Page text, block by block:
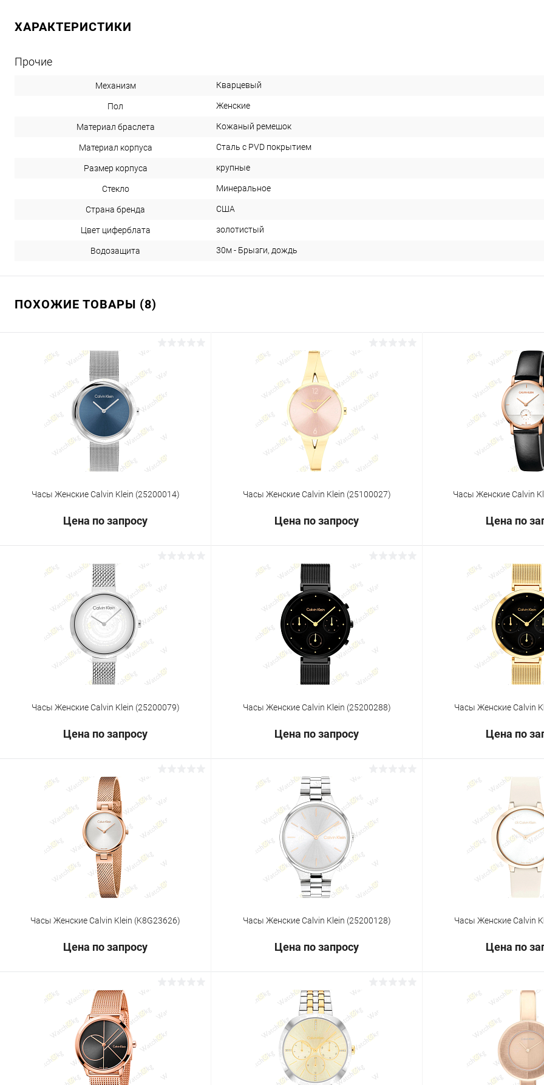
ХАРАКТЕРИСТИКИ
Прочие
Механизм Кварцевый
Пол Женские
Материал браслета Кожаный ремешок
Материал корпуса Сталь с PVD покрытием
Размер корпуса крупные
Стекло Минеральное
Страна бренда США
Цвет циферблата золотистый
Водозащита 30м - Брызги, дождь
ПОХОЖИЕ ТОВАРЫ (8)
Часы Женские Calvin Klein (25200014)
Цена по запросу
Запросить цену
Купить в 1 клик Сравнение
Под заказ
Часы Женские Calvin Klein (25100027)
Цена по запросу
Запросить цену
Купить в 1 клик Сравнение
Под заказ
Часы Женские Calvin
Цена по
Купить в 1 клик
Часы Женские Calvin Klein (25200079)
Цена по запросу
Запросить цену
Купить в 1 клик
Под заказ
Часы Женские Calvin Klein (25200288)
Цена по запросу
Запросить цену
Купить в 1 клик Сравнение
Под заказ
Часы Женские Calvin
Цена по
Купить в 1 клик
Часы Женские Calvin Klein (K8G23626)
Цена по запросу
Запросить цену
Купить в 1 клик Сравнение
Под заказ
Часы Женские Calvin Klein (25200128)
Цена по запросу
Запросить цену
Купить в 1 клик Сравнение
Под заказ
Часы Женские Calvin
Цена по
Купить в 1 клик